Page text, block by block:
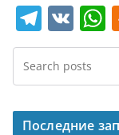
T
el
e
gr
a
V
K
s
Последние